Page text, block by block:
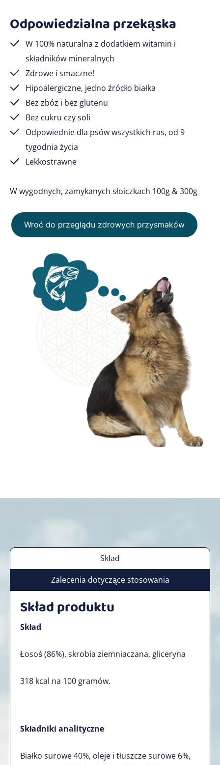
Odpowiedzialna przekąska
W 100% naturalna z dodatkiem witamin i
składników mineralnych
Zdrowe i smaczne!
Hipoalergiczne, jedno źródło białka
Bez zbóz i bez glutenu
Bez cukru czy soli
Odpowiednie dla psów wszystkich ras, od 9
tygodnia życia
Lekkostrawne
W wygodnych, zamykanych słoiczkach 100g & 300g
Wroć do przeglądu zdrowych przysmaków
Skład
Zalecenia dotyczące stosowania
Skład produktu
Skład
Łosoś (86%), skrobia ziemniaczana, gliceryna
318 kcal na 100 gramów.
Składniki analityczne
Białko surowe 40%, oleje i tłuszcze surowe 6%,